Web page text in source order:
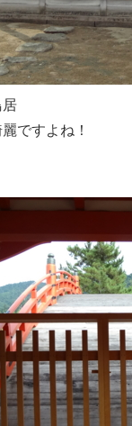
居
ですよね！